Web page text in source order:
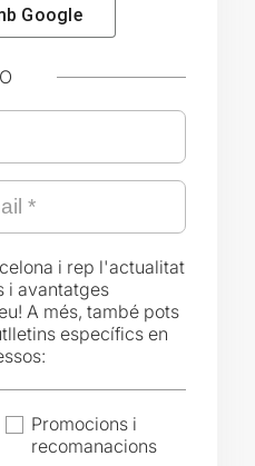
Google
O
i rep l'actualitat
i avantatges
A més, també pots
específics en
Promocions i
recomanacions